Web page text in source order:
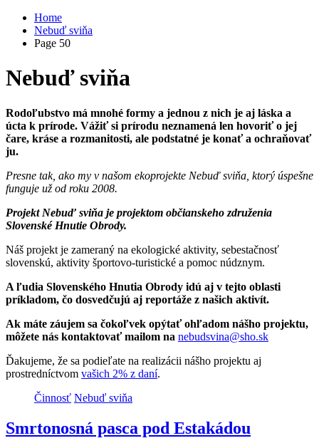
Home
Nebuď sviňa
Page 50
Nebuď sviňa
Rodoľubstvo má mnohé formy a jednou z nich je aj láska a
úcta k prírode. Vážiť si prírodu neznamená len hovoriť o jej
čare, kráse a rozmanitosti, ale podstatné je konať a ochraňovať
ju.
Presne tak, ako my v našom ekoprojekte Nebuď sviňa, ktorý úspešne
funguje už od roku 2008.
Projekt Nebuď sviňa je projektom občianskeho združenia
Slovenské Hnutie Obrody.
Náš projekt je zameraný na ekologické aktivity, sebestačnosť
slovenskú, aktivity športovo-turistické a pomoc núdznym.
A ľudia Slovenského Hnutia Obrody idú aj v tejto oblasti
príkladom, čo dosvedčujú aj reportáže z našich aktivít.
Ak máte záujem sa čokoľvek opýtať ohľadom nášho projektu,
môžete nás kontaktovať mailom na nebudsvina@sho.sk
Ďakujeme, že sa podieľate na realizácii nášho projektu aj
prostredníctvom vašich 2% z daní.
Činnosť Nebuď sviňa
Smrtonosná pasca pod Estakádou